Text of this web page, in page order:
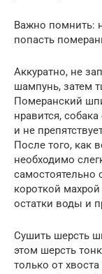
Важно помнить:
попасть
Аккуратно, не
шампунь, затем
Померанский
нравится,
и не
После того, как
необходимо
самостоятельно
короткой
остатки воды и
Сушить шерсть
этом шерсть
только от